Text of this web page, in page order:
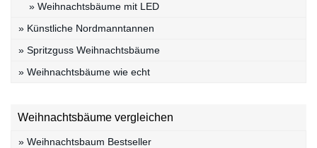
» Weihnachtsbäume mit LED
» Künstliche Nordmanntannen
» Spritzguss Weihnachtsbäume
» Weihnachtsbäume wie echt
Weihnachtsbäume vergleichen
» Weihnachtsbaum Bestseller